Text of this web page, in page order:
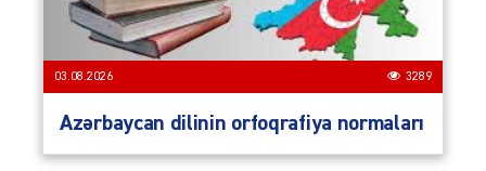
03.08.2026 3289
Azərbaycan dilinin orfoqrafiya normaları